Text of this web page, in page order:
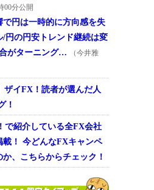
00分公開
で円は一時的に方向感を失
/円の円安トレンド継続は変
がターニング…
（今井雅
ザイFX！読者が選んだ人
！
で紹介している全FX会社
載！ 今どんなFXキャンペ
、こちらからチェック！